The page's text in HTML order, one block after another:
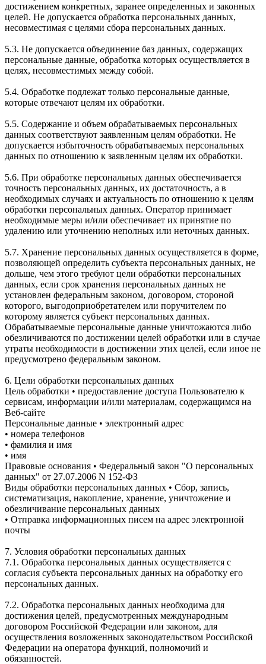
достижением конкретных, заранее определенных и законных
целей. Не допускается обработка персональных данных,
несовместимая с целями сбора персональных данных.
5.3. Не допускается объединение баз данных, содержащих
персональные данные, обработка которых осуществляется в
целях, несовместимых между собой.
5.4. Обработке подлежат только персональные данные,
которые отвечают целям их обработки.
5.5. Содержание и объем обрабатываемых персональных
данных соответствуют заявленным целям обработки. Не
допускается избыточность обрабатываемых персональных
данных по отношению к заявленным целям их обработки.
5.6. При обработке персональных данных обеспечивается
точность персональных данных, их достаточность, а в
необходимых случаях и актуальность по отношению к целям
обработки персональных данных. Оператор принимает
необходимые меры и/или обеспечивает их принятие по
удалению или уточнению неполных или неточных данных.
5.7. Хранение персональных данных осуществляется в форме,
позволяющей определить субъекта персональных данных, не
дольше, чем этого требуют цели обработки персональных
данных, если срок хранения персональных данных не
установлен федеральным законом, договором, стороной
которого, выгодоприобретателем или поручителем по
которому является субъект персональных данных.
Обрабатываемые персональные данные уничтожаются либо
обезличиваются по достижении целей обработки или в случае
утраты необходимости в достижении этих целей, если иное не
предусмотрено федеральным законом.
6. Цели обработки персональных данных
Цель обработки • предоставление доступа Пользователю к
сервисам, информации и/или материалам, содержащимся на
Веб-сайте
Персональные данные • электронный адрес
• номера телефонов
• фамилия и имя
• имя
Правовые основания • Федеральный закон "О персональных
данных" от 27.07.2006 N 152-ФЗ
Виды обработки персональных данных • Сбор, запись,
систематизация, накопление, хранение, уничтожение и
обезличивание персональных данных
• Отправка информационных писем на адрес электронной
почты
7. Условия обработки персональных данных
7.1. Обработка персональных данных осуществляется с
согласия субъекта персональных данных на обработку его
персональных данных.
7.2. Обработка персональных данных необходима для
достижения целей, предусмотренных международным
договором Российской Федерации или законом, для
осуществления возложенных законодательством Российской
Федерации на оператора функций, полномочий и
обязанностей.